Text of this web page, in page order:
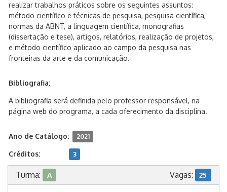
realizar trabalhos práticos sobre os seguintes assuntos:
método científico e técnicas de pesquisa, pesquisa científica,
normas da ABNT, a linguagem científica, monografias
(dissertação e tese), artigos, relatórios, realização de projetos,
e método científico aplicado ao campo da pesquisa nas
fronteiras da arte e da comunicação.
Bibliografia:
A bibliografia será definida pelo professor responsável, na
página web do programa, a cada oferecimento da disciplina.
Ano de Catálogo: 2021
Créditos: 3
Turma: A Vagas: 25